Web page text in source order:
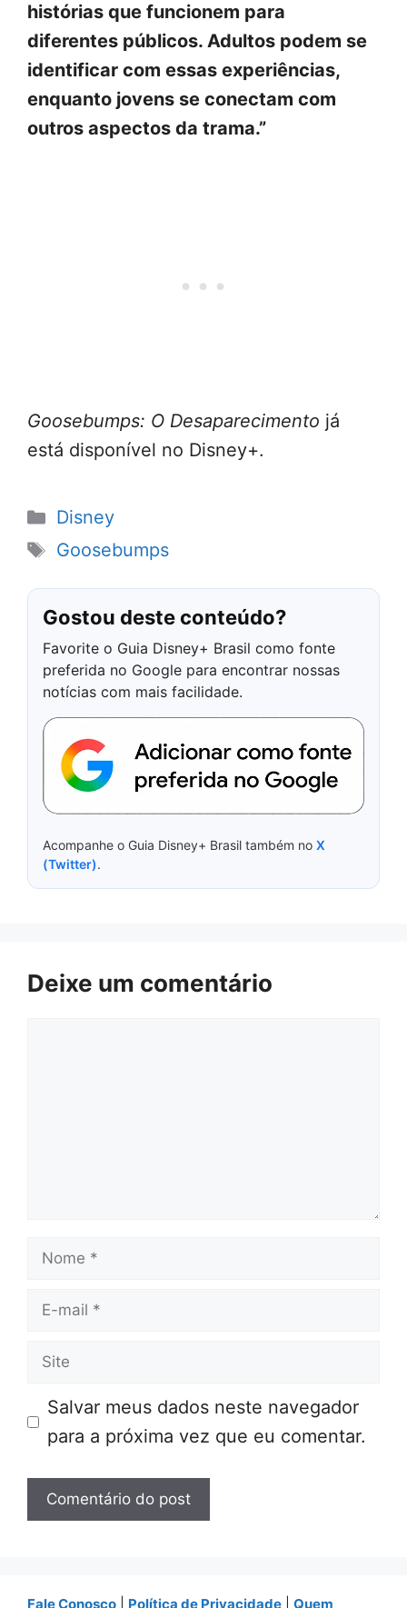
histórias que funcionem para
diferentes públicos. Adultos podem se
identificar com essas experiências,
enquanto jovens se conectam com
outros aspectos da trama.”
Goosebumps: O Desaparecimento já
está disponível no Disney+.
Categorias
Disney
Tags
Goosebumps
Gostou deste conteúdo?
Favorite o Guia Disney+ Brasil como fonte
preferida no Google para encontrar nossas
notícias com mais facilidade.
Acompanhe o Guia Disney+ Brasil também no X
(Twitter).
Deixe um comentário
Nome
E-
Site
Salvar meus dados neste navegador
para a próxima vez que eu comentar.
Fale Conosco Política de Privacidade Quem